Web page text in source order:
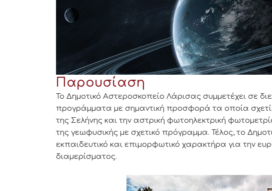
Παρουσίαση
Το Δημοτικό Αστεροσκοπείο Λάρισας συμμετέχει σε
προγράμματα με σημαντική προσφορά τα οποία
της Σελήνης και την αστρική φωτοηλεκτρική
της γεωφυσικής με σχετικό πρόγραμμα. Τέλος, το
εκπαιδευτικό και επιμορφωτικό χαρακτήρα για την
διαμερίσματος.